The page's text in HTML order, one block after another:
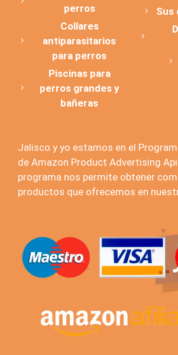
perros
Collares
antiparasitarios
para perros
Piscinas para
perros grandes y
bañeras
Sus
Jalisco y yo estamos en el
de Amazon Product Advertising
programa nos permite obtener
productos que ofrecemos en